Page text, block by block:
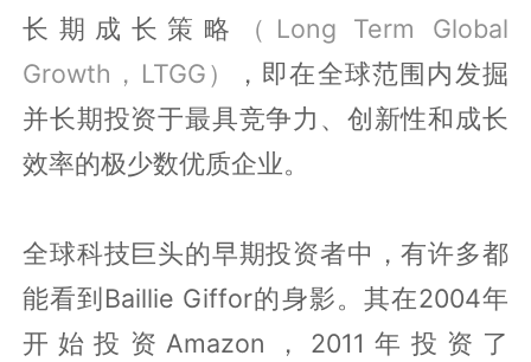
长期成长策略
（Long Term Global
Growth，LTGG）
，即在全球范围内发掘
并长期投资于最具竞争力、创新性和成长
效率的极少数优质企业。
全球科技巨头的早期投资者中，有许多都
能看到Baillie Giffor的身影。其在2004年
开始投资Amazon，2011年投资了